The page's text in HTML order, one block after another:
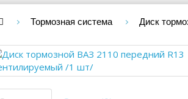
Тормозная система Диск